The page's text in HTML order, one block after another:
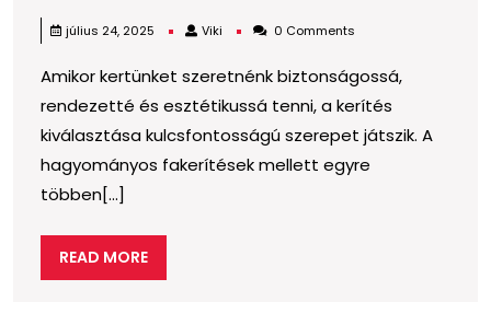
legmodernebb
megoldások
a
kertbe
július 24, 2025 Viki Viki 0 Comments
Amikor kertünket szeretnénk biztonságossá,
rendezetté és esztétikussá tenni, a kerítés
kiválasztása kulcsfontosságú szerepet játszik. A
hagyományos fakerítések mellett egyre
többen[...]
READ MOREREAD
MORE